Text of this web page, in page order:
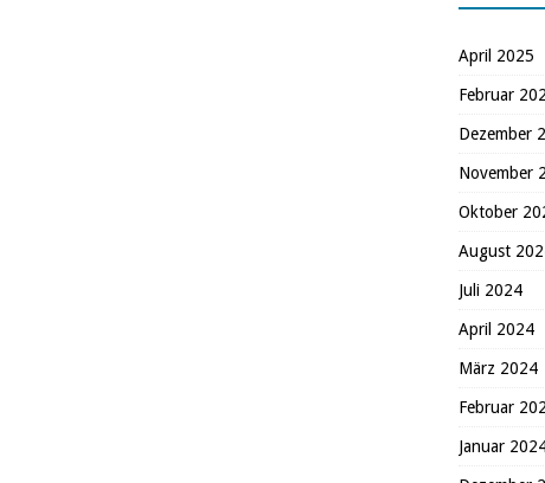
April 2025
Februar
Dezember
November
Oktober
August
Juli 2024
April 2024
März 2024
Februar
Januar